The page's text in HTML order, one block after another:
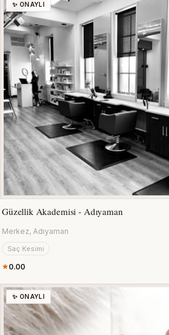
✨ ONAYLI
Güzellik Akademisi - Adıyaman
Merkez, Adıyaman
Saç Kesimi
0.00
✨ ONAYLI